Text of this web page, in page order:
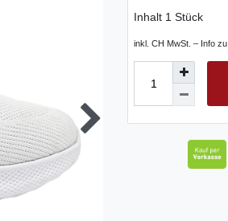
Inhalt 1 Stück
inkl. CH MwSt. – Info zu